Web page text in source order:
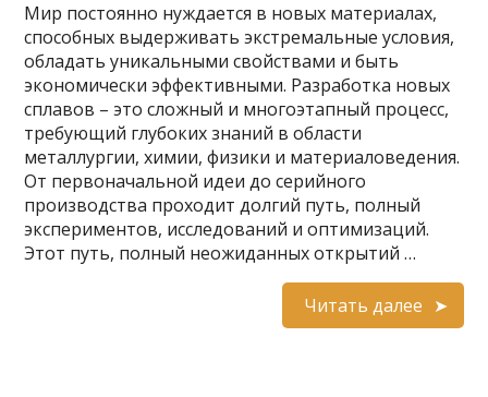
Мир постоянно нуждается в новых материалах,
способных выдерживать экстремальные условия,
обладать уникальными свойствами и быть
экономически эффективными. Разработка новых
сплавов – это сложный и многоэтапный процесс,
требующий глубоких знаний в области
металлургии, химии, физики и материаловедения.
От первоначальной идеи до серийного
производства проходит долгий путь, полный
экспериментов, исследований и оптимизаций.
Этот путь, полный неожиданных открытий …
Читать далее